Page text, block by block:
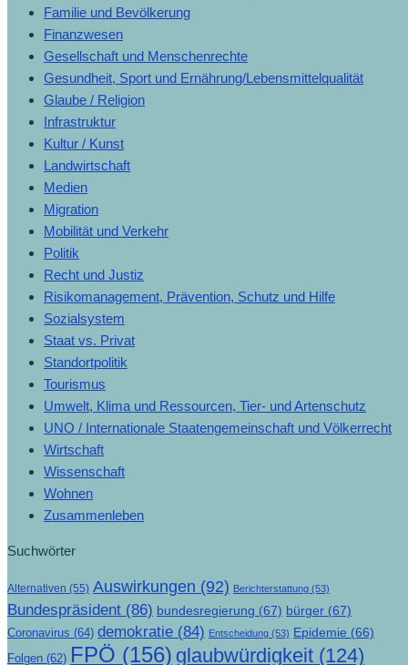
Familie und Bevölkerung
Finanzwesen
Gesellschaft und Menschenrechte
Gesundheit, Sport und Ernährung/Lebensmittelqualität
Glaube / Religion
Infrastruktur
Kultur / Kunst
Landwirtschaft
Medien
Migration
Mobilität und Verkehr
Politik
Recht und Justiz
Risikomanagement, Prävention, Schutz und Hilfe
Sozialsystem
Staat vs. Privat
Standortpolitik
Tourismus
Umwelt, Klima und Ressourcen, Tier- und Artenschutz
UNO / Internationale Staatengemeinschaft und Völkerrecht
Wirtschaft
Wissenschaft
Wohnen
Zusammenleben
Suchwörter
Alternativen (55) Auswirkungen (92) Berichterstattung (53)
Bundespräsident (86) bundesregierung (67) bürger (67)
Coronavirus (64) demokratie (84) Entscheidung (53) Epidemie (66)
Folgen (62) FPÖ (156) glaubwürdigkeit (124)